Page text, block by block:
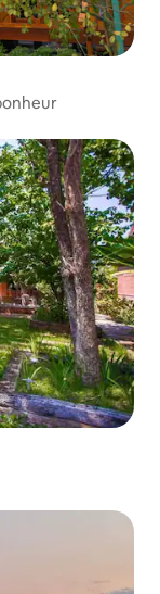
bonheur